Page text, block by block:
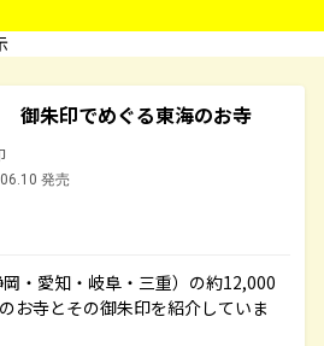
御朱印でめぐる東海のお寺
発売
・愛知・岐阜・三重）の約12,000
お寺とその御朱印を紹介していま